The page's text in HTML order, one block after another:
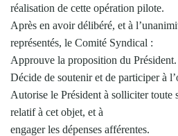
réalisation de cette opération pilote.
Après en avoir délibéré, et à
représentés, le Comité Syndical :
Approuve la proposition du Président.
Décide de soutenir et de participer à
Autorise le Président à solliciter toute
relatif à cet objet, et à
engager les dépenses afférentes.